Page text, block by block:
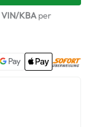
VIN/KBAper